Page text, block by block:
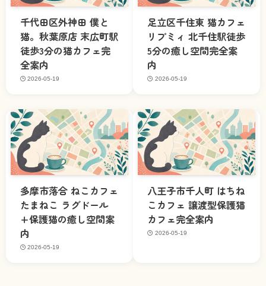
千代田区外神田 僕と
猫。秋葉原店 末広町駅
徒歩3分の猫カフェ完
全案内
2026-05-19
足立区千住東 猫カフェ
リプミィ 北千住駅徒歩
5分の癒し空間完全案
内
2026-05-19
多摩市落合 ねこカフェ
たまねこ ラグドール
+保護猫の癒し空間案
内
2026-05-19
八王子市千人町 はちね
こカフェ 譲渡型保護猫
カフェ完全案内
2026-05-19